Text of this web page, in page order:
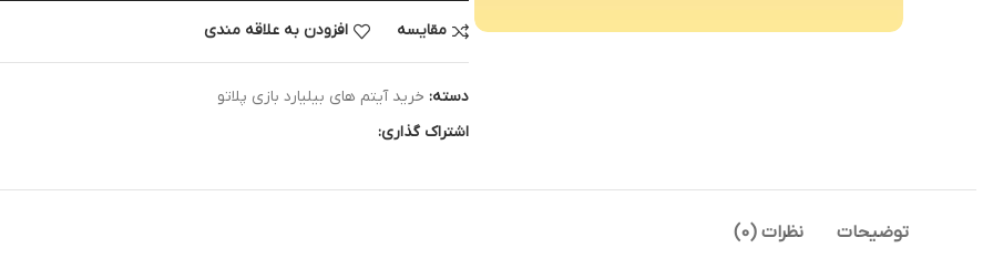
مقایسه افزودن به علاقه مندی
دسته: خرید آیتم های بیلیارد بازی پلاتو
اشتراک گذاری:
توضیحات نظرات (0)